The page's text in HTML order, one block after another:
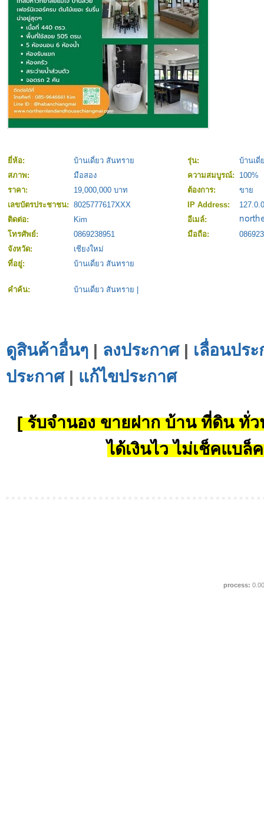
ยี่ห้อ: บ้านเดี่ยว สันทราย รุ่น:
บ้านเดี่
สภาพ:
มือสอง ความสมบูรณ์:
100%
ราคา:
19,000,000 บาท ต้องการ:
ขาย
เลขบัตรประชาชน: 8025777617XXX IP Address:
ติดต่อ:
Kim
อีเมล์:
โทรศัพย์:
0869238951 มือถือ:
จังหวัด:
เชียงใหม่
ที่อยู่:
บ้านเดี่ยว สันทราย
คำค้น: บ้านเดี่ยว สันทราย
ดูสินค้าอื่นๆ | ลงประกาศ| เลื่อนปร
ประกาศ| แก้ไขประกาศ
[ รับจำนอง ขายฝาก บ้าน ที่ดิน ทั่ว
ได้เงินไว ไม่เช็คแบล็
process: